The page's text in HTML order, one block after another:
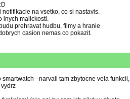
na vsetko, co si nastavis.
inych malickosti.
prehravat hudbu, filmy a hranie
casion nemas co pokazit.
- narvali tam zbytocne vela funkcii,